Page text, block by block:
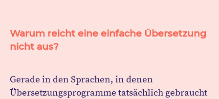
Warum reicht eine einfache Übersetzung
nicht aus?
Gerade in den Sprachen, in denen
Übersetzungsprogramme tatsächlich gebraucht